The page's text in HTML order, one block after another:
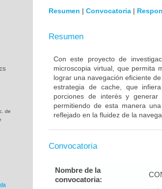
de
Resumen | Convocatoria |
Resumen
Con este proyecto de
microscopia virtual, que permita
lograr una navegación eficiente
estrategia de cache, que
porciones de interés y generar
permitiendo de esta manera
reflejado en la fluidez de la
Convocatoria
Nombre de la
convocatoria: